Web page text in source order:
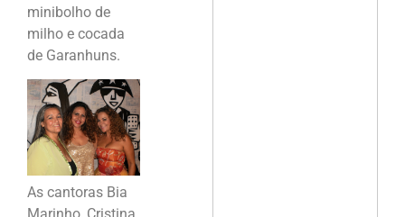
minibolho de
milho e cocada
de Garanhuns.
As cantoras Bia